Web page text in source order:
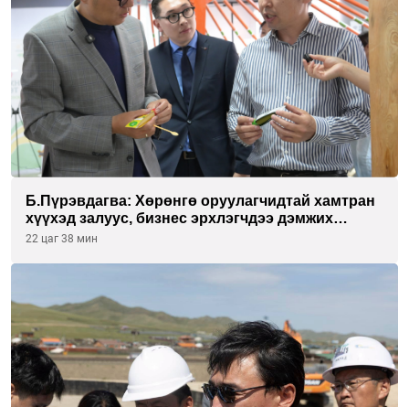
Б.Пүрэвдагва: Хөрөнгө оруулагчидтай хамтран
хүүхэд залуус, бизнес эрхлэгчдээ дэмжих
инкубатор төвүүдийг хотын захын
22 цаг 38 мин